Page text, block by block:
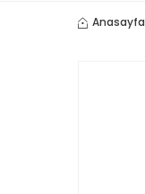
Anasayfa